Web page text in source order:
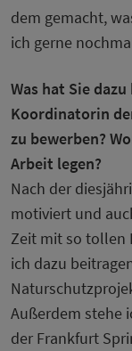
dem gemacht,
ich gerne
Was hat Sie
Koordinatorin
zu bewerben?
Arbeit legen?
Nach der
motiviert und
Zeit mit so tollen
ich dazu
Außerdem stehe
der Frankfurt